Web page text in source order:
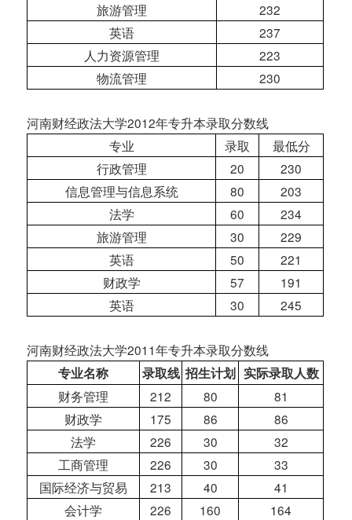
旅游管理
232
英语
237
人力资源管理
223
物流管理
230
河南财经政法大学2012年专升本录取分数线
专业
录取
最低分
行政管理
20
230
信息管理与信息系统
80
203
法学
60
234
旅游管理
30
229
英语
50
221
财政学
57
191
英语
30 245
河南财经政法大学2011年专升本录取分数线
专业名称 录取线 招生计划 实际录取人数
财务管理
212 80
81
财政学
175 86
86
法学
226 30
32
工商管理
226 30
33
国际经济与贸易
213 40
41
会计学
226 160
164